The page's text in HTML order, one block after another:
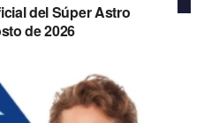
del Súper Astro
de 2026